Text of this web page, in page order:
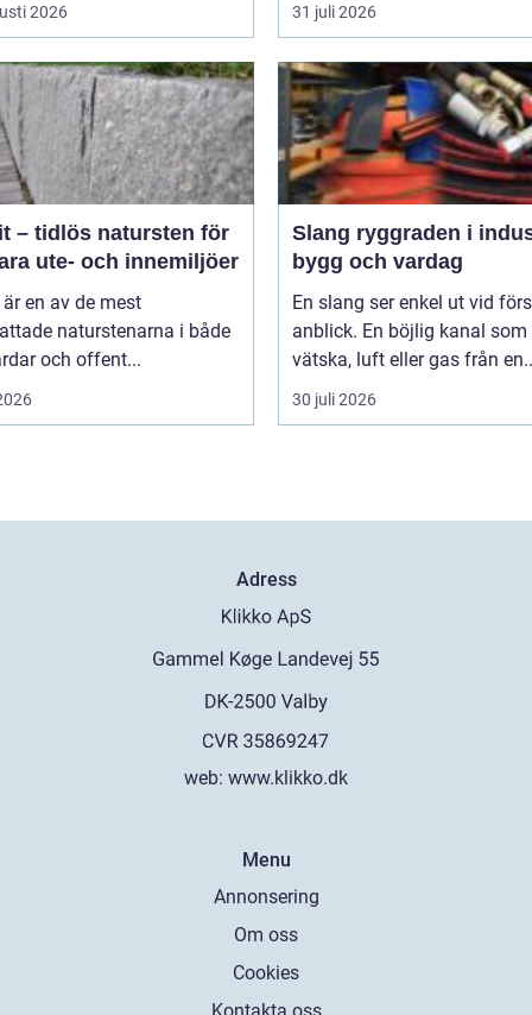
2026 31 juli 2026
– tidlös natursten för
ute- och innemiljöer
en av de mest
naturstenarna i både
och offent...
Slang ryggraden i industri,
bygg och vardag
En slang ser enkel ut vid
anblick. En böjlig kanal
vätska, luft eller gas från
30 juli 2026
Adress
web: www.klikko.dk
Menu
Annonsering
Om oss
Cookies